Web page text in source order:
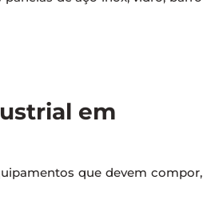
em
que devem compor,